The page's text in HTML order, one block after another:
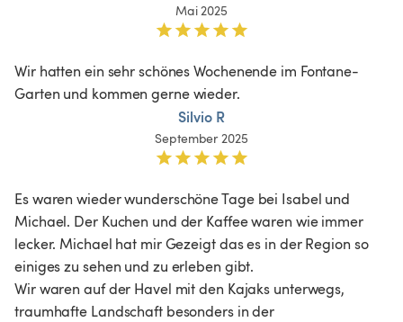
Mai 2025
Wir hatten ein sehr schönes Wochenende im Fontane-
Garten und kommen gerne wieder.
Silvio R
September 2025
Es waren wieder wunderschöne Tage bei Isabel und
Michael. Der Kuchen und der Kaffee waren wie immer
lecker. Michael hat mir Gezeigt das es in der Region so
einiges zu sehen und zu erleben gibt.
Wir waren auf der Havel mit den Kajaks unterwegs,
traumhafte Landschaft besonders in der